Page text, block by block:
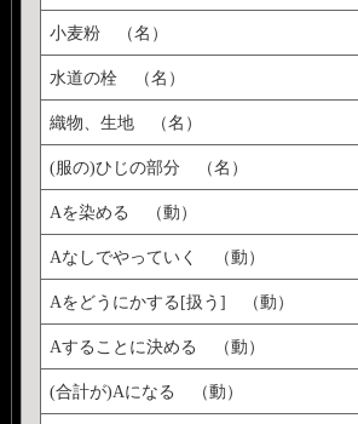
小麦粉 （名）
水道の栓 （名）
織物、生地 （名）
(服の)ひじの部分 （名）
Aを染める （動）
Aなしでやっていく （動）
Aをどうにかする[扱う] （動）
Aすることに決める （動）
(合計が)Aになる （動）